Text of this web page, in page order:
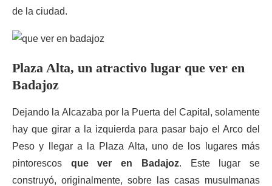
de la ciudad.
Plaza Alta, un atractivo lugar que ver en
Badajoz
Dejando la Alcazaba por la Puerta del Capital, solamente
hay que girar a la izquierda para pasar bajo el Arco del
Peso y llegar a la Plaza Alta, uno de los lugares más
pintorescos que ver en Badajoz. Este lugar se
construyó, originalmente, sobre las casas musulmanas